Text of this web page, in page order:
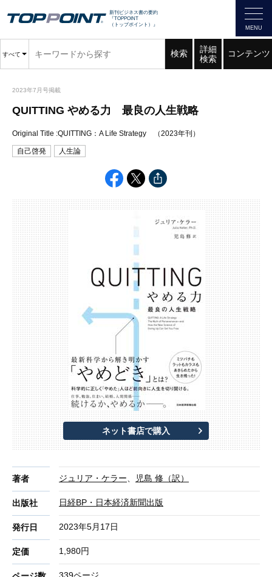
新刊ビジネス書の要約
『TOPPOINT
（トップポイント）』
すべて 検索
詳細
検索
コンテンツ
2023年7月号掲載
QUITTING やめる力 最良の人生戦略
Original Title :QUITTING：A Life Strategy （2023年刊）
自己啓発 人生論
ネット書店で購入
著者 ジュリア・ケラー 児島 修（訳）
出版社 日経BP・日本経済新聞出版
発行日 2023年5月17日
定価 1,980円